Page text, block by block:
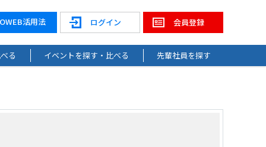
会員登録
ログイン
活用法
る イベントを探す・比べる 先輩社員を探す